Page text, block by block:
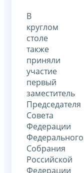
В
круглом
столе
также
приняли
участие
первый
заместитель
Председателя
Совета
Федерации
Федерального
Собрания
Российской
Федерации